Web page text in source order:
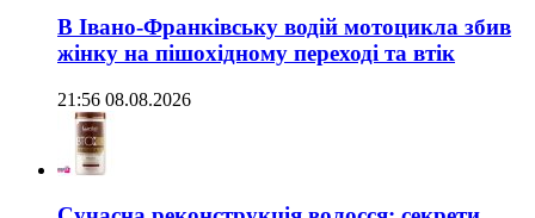
В Івано-Франківську водій мотоцикла збив
жінку на пішохідному переході та втік
21:56 08.08.2026